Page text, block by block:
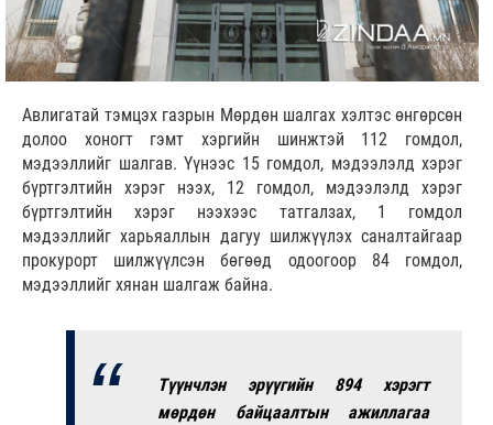
Авлигатай тэмцэх газрын Мөрдөн шалгах хэлтэс өнгөрсөн
долоо хоногт гэмт хэргийн шинжтэй 112 гомдол,
мэдээллийг шалгав. Үүнээс 15 гомдол, мэдээлэлд хэрэг
бүртгэлтийн хэрэг нээх, 12 гомдол, мэдээлэлд хэрэг
бүртгэлтийн хэрэг нээхээс татгалзах, 1 гомдол
мэдээллийг харьяаллын дагуу шилжүүлэх саналтайгаар
прокурорт шилжүүлсэн бөгөөд одоогоор 84 гомдол,
мэдээллийг хянан шалгаж байна.
Түүнчлэн эрүүгийн 894 хэрэгт
мөрдөн байцаалтын ажиллагаа